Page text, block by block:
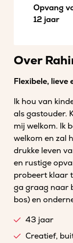
Opvang
12 jaar
Over
Flexibele,
Ik hou van
als gastouder.
mij welkom. Ik
welkom en zal
drukke leven
en rustige
probeert klaar
ga graag naar
bos) en
43 jaar
Creatief,